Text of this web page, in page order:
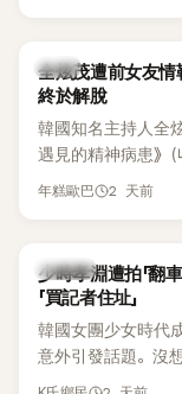
韓星
全炫茂遭前女友情
終於解脫
韓國知名主持人全
遇見的精神病患》
堪回首的戀愛經歷
年糕歐巴 2 天前
K-POP
少時孝淵遭拍「翻
「買記者住址」
韓國女團少女時代
意外引發話題。沒
而親自把照片放上